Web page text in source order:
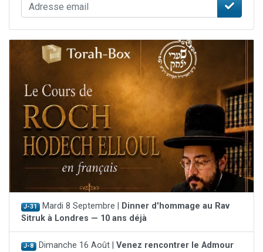
J-31 Mardi 8 Septembre |
Dinner d'hommage au Rav
Sitruk à Londres — 10 ans déjà
J-8 Dimanche 16 Août | Venez rencontrer le Admour